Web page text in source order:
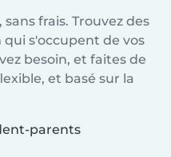
frais. Trouvez des
s'occupent de vos
besoin, et faites de
et basé sur la
parents